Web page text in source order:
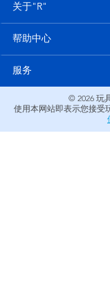
游戏及拼图系
户外及运动
关于"R"
帮助中心
服务
© 2026 玩
使用本网站即表示您接受